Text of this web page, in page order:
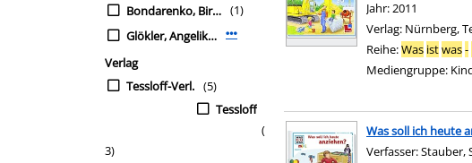
Bondarenko, Birgit
Glökler, Angelika (Ill.)
(1)
Mehr Verfasser-Filter anzeigen
Verlag
Tessloff-Verl. (5)
Tessloff
(
3)
Jahr:2011
Verlag: Nürnberg,
Reihe:Was istwas-
Mediengruppe:
Was soll ich heute
Verfasser:Stauber,